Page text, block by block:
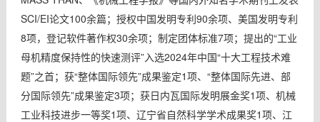
SCI/EI论文100余篇；授权中国发明专利90余项、美国发明专利
8项，登记软件著作权30余项；制定团体标准7项；提出的“工业
母机精度保持性的快速测评”入选2024年中国“十大工程技术难
题”之首；获“整体国际领先”成果鉴定1项、“整体国际先进、部
分国际领先”成果鉴定3项；获日内瓦国际发明展金奖1项、机械
工业科技进步一等奖1项、辽宁省自然科学学术成果奖1项、江